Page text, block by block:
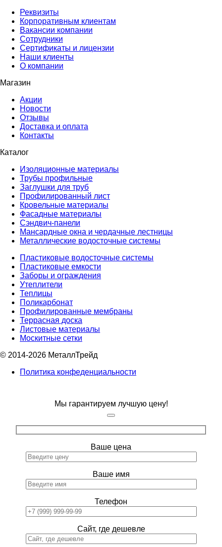
Реквизиты
Корпоративным клиентам
Вакансии компании
Сотрудники
Сертификаты и лицензии
Наши клиенты
О компании
Магазин
Акции
Новости
Отзывы
Доставка и оплата
Контакты
Каталог
Изоляционные материалы
Трубы профильные
Заглушки для труб
Профилированный лист
Кровельные материалы
Фасадные материалы
Сэндвич-панели
Мансардные окна и чердачные лестницы
Металлические водосточные системы
Пластиковые водосточные системы
Пластиковые емкости
Заборы и ограждения
Утеплители
Теплицы
Поликарбонат
Профилированные мембраны
Террасная доска
Листовые материалы
Москитные сетки
© 2014-2026 МеталлТрейд
Политика конфеденциальности
Мы гарантируем лучшую цену!
Ваше цена
Ваше имя
Телефон
Сайт, где дешевле